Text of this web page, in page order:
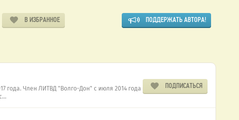
В ИЗБРАННОЕ ПОДДЕРЖАТЬ АВТОРА!
года. Член ЛИТВД "Волго-Дон" с июля 2014 года
ПОДПИСАТЬСЯ